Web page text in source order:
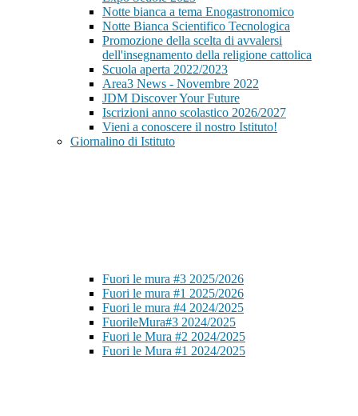
Notte bianca a tema Enogastronomico
Notte Bianca Scientifico Tecnologica
Promozione della scelta di avvalersi
dell'insegnamento della religione cattolica
Scuola aperta 2022/2023
Area3 News - Novembre 2022
JDM Discover Your Future
Iscrizioni anno scolastico 2026/2027
Vieni a conoscere il nostro Istituto!
Giornalino di Istituto
Fuori le mura #3 2025/2026
Fuori le mura #1 2025/2026
Fuori le mura #4 2024/2025
FuorileMura#3 2024/2025
Fuori le Mura #2 2024/2025
Fuori le Mura #1 2024/2025